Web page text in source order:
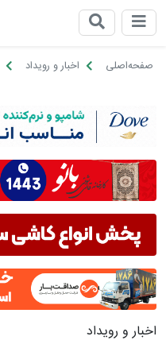
صفحه‌اصلی اخبار و رویداد
اخبار و رویداد